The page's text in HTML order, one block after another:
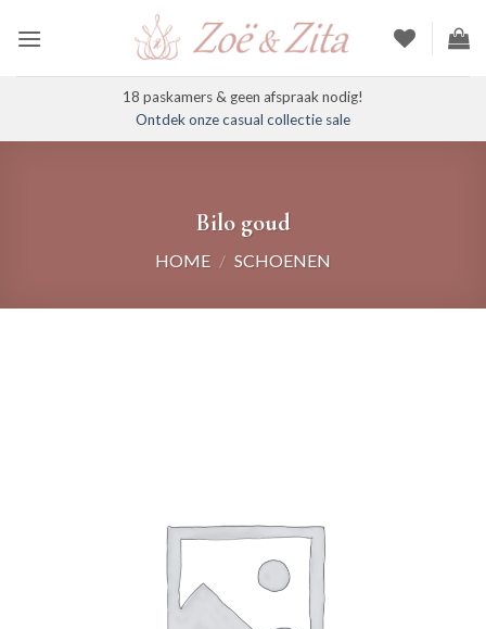
naar
18 paskamers & geen afspraak nodig!
Ontdek onze casual collectie sale
Bilo goud
HOME / SCHOENEN